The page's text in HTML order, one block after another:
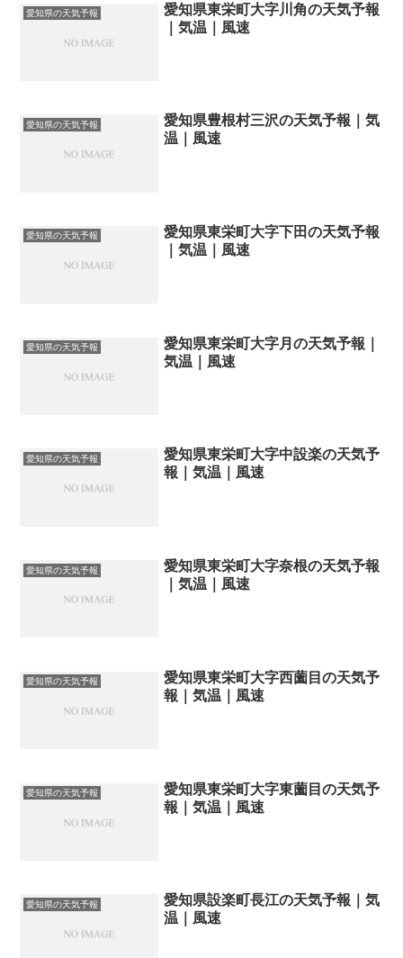
愛知県の天気予報
愛知県東栄町大字川角の天気予報
｜気温｜風速
愛知県の天気予報
愛知県豊根村三沢の天気予報｜気
温｜風速
愛知県の天気予報
愛知県東栄町大字下田の天気予報
｜気温｜風速
愛知県の天気予報
愛知県東栄町大字月の天気予報｜
気温｜風速
愛知県の天気予報
愛知県東栄町大字中設楽の天気予
報｜気温｜風速
愛知県の天気予報
愛知県東栄町大字奈根の天気予報
｜気温｜風速
愛知県の天気予報
愛知県東栄町大字西薗目の天気予
報｜気温｜風速
愛知県の天気予報
愛知県東栄町大字東薗目の天気予
報｜気温｜風速
愛知県の天気予報
愛知県設楽町長江の天気予報｜気
温｜風速